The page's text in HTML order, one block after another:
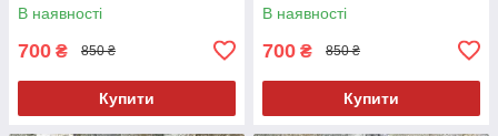
В наявності
700 ₴ 850 ₴
Купити
В наявності
700 ₴ 850 ₴
Купити